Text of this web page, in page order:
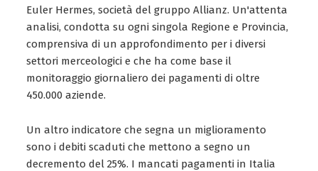
Euler Hermes, società del gruppo Allianz. Un'attenta
analisi, condotta su ogni singola Regione e Provincia,
comprensiva di un approfondimento per i diversi
settori merceologici e che ha come base il
monitoraggio giornaliero dei pagamenti di oltre
450.000 aziende.
Un altro indicatore che segna un miglioramento
sono i debiti scaduti che mettono a segno un
decremento del 25%. I mancati pagamenti in Italia